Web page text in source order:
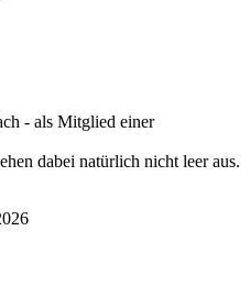
- als Mitglied einer
dabei natürlich nicht leer aus.